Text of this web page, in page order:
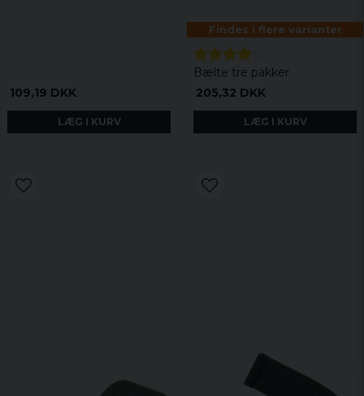
109,19 DKK
LÆG I KURV
Findes i flere varianter
Bælte tre pakker
205,32 DKK
LÆG I KURV